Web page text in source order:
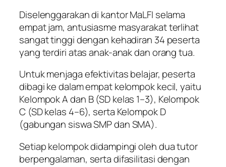
Diselenggarakan di kantor MaLFI selama
empat jam, antusiasme masyarakat terlihat
sangat tinggi dengan kehadiran 34 peserta
yang terdiri atas anak-anak dan orang tua.
Untuk menjaga efektivitas belajar, peserta
dibagi ke dalam empat kelompok kecil, yaitu
Kelompok A dan B (SD kelas 1–3), Kelompok
C (SD kelas 4–6), serta Kelompok D
(gabungan siswa SMP dan SMA).
Setiap kelompok didampingi oleh dua tutor
berpengalaman, serta difasilitasi dengan